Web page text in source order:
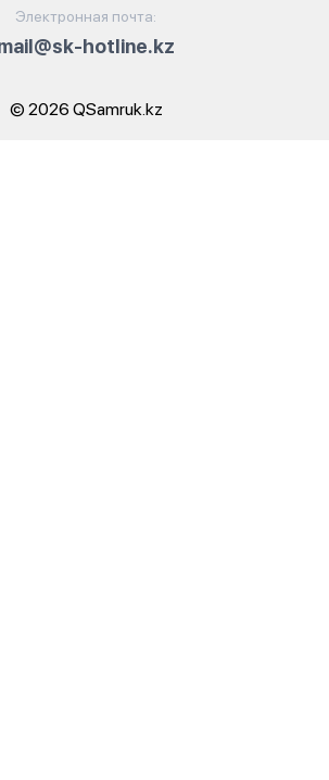
Электронная почта:
hotline.kz
© 2026 QSamruk.kz